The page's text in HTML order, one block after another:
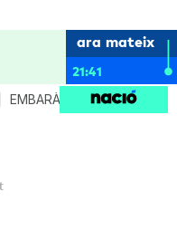
ara mateix
21:41
EMBARÀS CRIANÇA